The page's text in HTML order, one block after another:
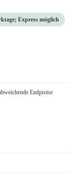
Express möglich
Endpreise